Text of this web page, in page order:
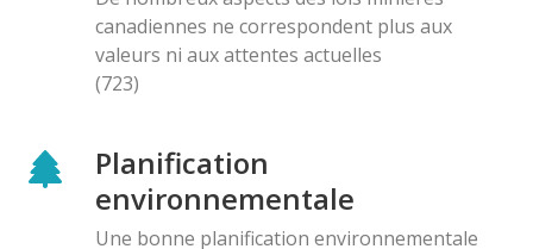
canadiennes ne correspondent plus aux
valeurs ni aux attentes actuelles
(723)
Planification
environnementale
Une bonne planification environnementale